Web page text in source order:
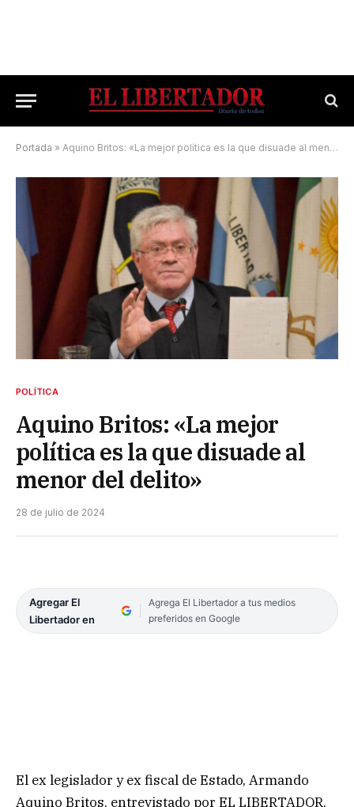
Portada » Aquino Britos: «La mejor política es la que disuade al menor del delito»
POLÍTICA
Aquino Britos: «La mejor
política es la que disuade al
menor del delito»
28 de julio de 2024
Agregar El
Libertador en
Agrega El Libertador a tus medios
preferidos en Google
El ex legislador y ex fiscal de Estado, Armando
Aquino Britos, entrevistado por EL LIBERTADOR,